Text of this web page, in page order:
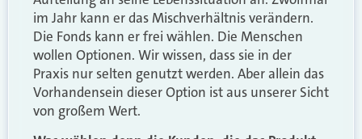
im Jahr kann er das Mischverhältnis verändern.
Die Fonds kann er frei wählen. Die Menschen
wollen Optionen. Wir wissen, dass sie in der
Praxis nur selten genutzt werden. Aber allein das
Vorhandensein dieser Option ist aus unserer Sicht
von großem Wert.